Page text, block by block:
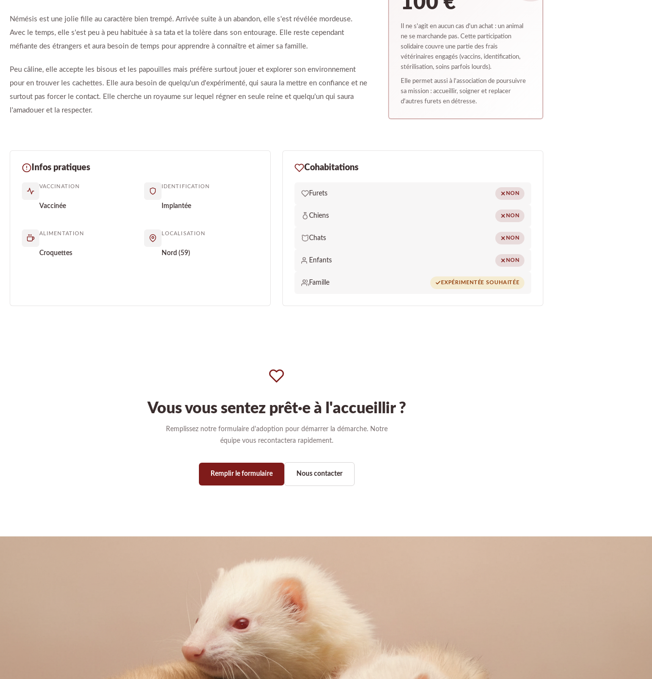
Némésis est une jolie fille au caractère bien trempé. Arrivée suite à un abandon, elle s'est révélée mordeuse.
Avec le temps, elle s'est peu à peu habituée à sa tata et la tolère dans son entourage. Elle reste cependant
méfiante des étrangers et aura besoin de temps pour apprendre à connaître et aimer sa famille.
Peu câline, elle accepte les bisous et les papouilles mais préfère surtout jouer et explorer son environnement
pour en trouver les cachettes. Elle aura besoin de quelqu'un d'expérimenté, qui saura la mettre en confiance et ne
surtout pas forcer le contact. Elle cherche un royaume sur lequel régner en seule reine et quelqu'un qui saura
l'amadouer et la respecter.
Il ne s'agit en aucun cas d'un achat : un animal
ne se marchande pas. Cette participation
solidaire couvre une partie des frais
vétérinaires engagés (vaccins, identification,
stérilisation, soins parfois lourds).
Elle permet aussi à l'association de poursuivre
sa mission : accueillir, soigner et replacer
d'autres furets en détresse.
Infos pratiques
VACCINATION
Vaccinée
IDENTIFICATION
Implantée
ALIMENTATION
Croquettes
LOCALISATION
Nord (59)
Cohabitations
Furets NON
Chiens NON
Chats NON
Enfants NON
Famille EXPÉRIMENTÉE SOUHAITÉE
Vous vous sentez prêt·e à l'accueillir ?
Remplissez notre formulaire d'adoption pour démarrer la démarche. Notre
équipe vous recontactera rapidement.
Remplir le formulaire Nous contacter